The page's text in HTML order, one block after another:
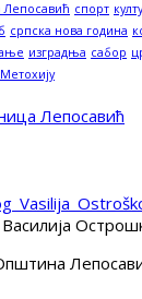
спорт
српска нова година
изградња сабор